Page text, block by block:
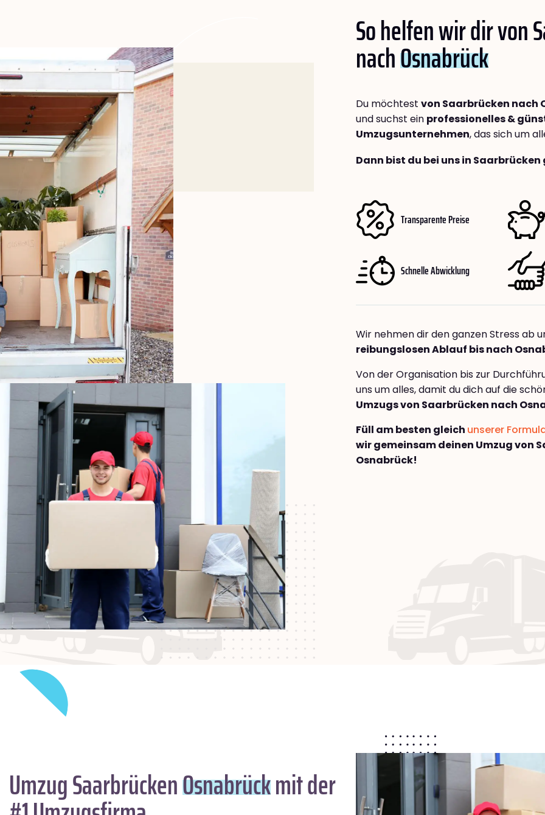
So helfen wir dir von
nachOsnabrück
Du möchtest von Saarbrücken nach
und suchst ein professionelles &
Umzugsunternehmen, das sich um
Dann bist du bei uns in
Transparente Preise
Schnelle Abwicklung
Wir nehmen dir den ganzen Stress ab
reibungslosen Ablauf bis nach
Von der Organisation bis zur
uns um alles, damit du dich auf die
Umzugs von Saarbrücken nach
Füll am besten gleich unserer
wir gemeinsam deinen Umzug von
Osnabrück!
Umzug SaarbrückenOsnabrückmit der